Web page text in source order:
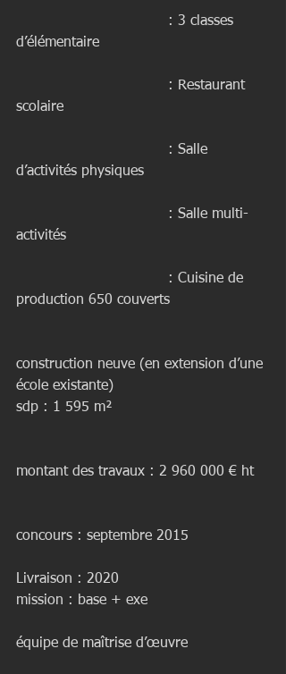
d’élémentaire
scolaire
d’activités physiques
activités
production 650 couverts
construction neuve (en extension d’une
école existante)
sdp : 1 595 m²
montant des travaux : 2 960 000 € ht
concours : septembre 2015
Livraison : 2020
mission : base + exe
équipe de maîtrise d’œuvre